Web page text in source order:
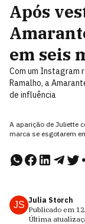
Após
em seis
Com um Instagram
Ramalho, a
de influência
A aparição de Juliette
marca se esgotarem
JS Julia Storch
Publicado em
Última